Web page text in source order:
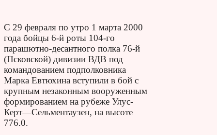
С 29 февраля по утро 1 марта 2000
года бойцы 6-й роты 104-го
парашютно-десантного полка 76-й
(Псковской) дивизии ВДВ под
командованием подполковника
Марка Евтюхина вступили в бой с
крупным незаконным вооруженным
формированием на рубеже Улус-
Керт—Сельментаузен, на высоте
776.0.